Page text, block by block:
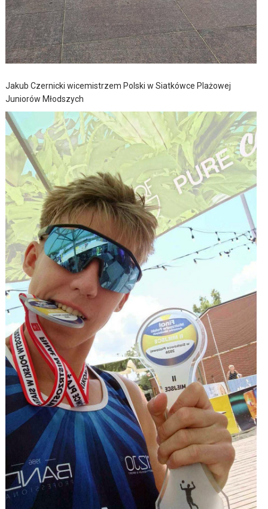
Jakub Czernicki wicemistrzem Polski w Siatkówce Plażowej
Juniorów Młodszych